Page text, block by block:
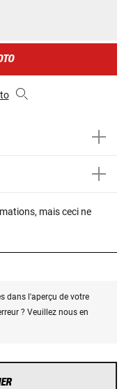
mais ceci ne
dans l'aperçu de votre
? Veuillez nous en